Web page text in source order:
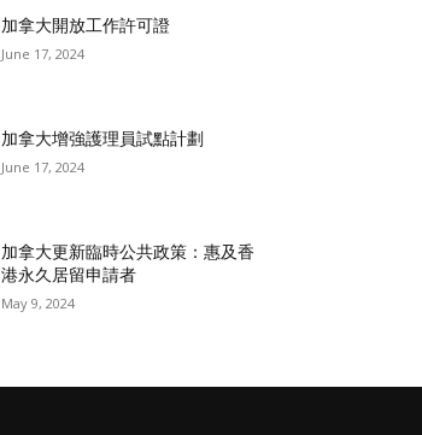
加拿大開放工作許可證
June 17, 2024
加拿大增強護理員試點計劃
June 17, 2024
加拿大更新臨時公共政策：惠及香
港永久居留申請者
May 9, 2024